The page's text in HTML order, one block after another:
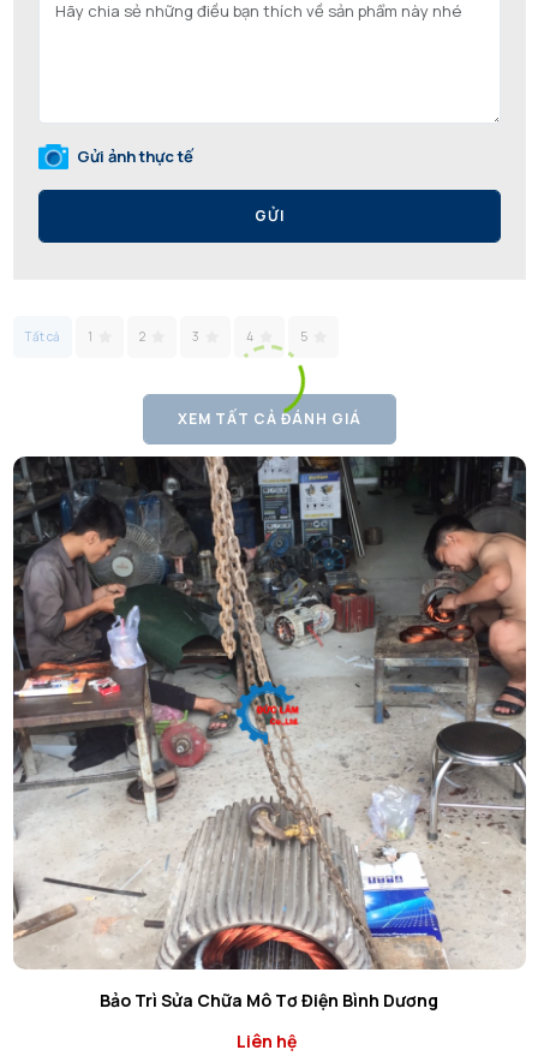
Gửi ảnh thực tế
GỬI
Tất cả 1 2 3 4 5
XEM TẤT CẢ ĐÁNH GIÁ
Bảo Trì Sửa Chữa Mô Tơ Điện Bình Dương
Liên hệ